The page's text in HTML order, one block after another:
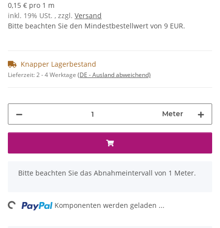
0,15 € pro 1 m
inkl. 19% USt. , zzgl. Versand
Bitte beachten Sie den Mindestbestellwert von 9 EUR.
Knapper Lagerbestand
Lieferzeit:2 - 4 Werktage (DE - Ausland abweichend)
Meter
x
Bitte beachten Sie das Abnahmeintervall von 1 Meter.
Komponenten werden geladen ...